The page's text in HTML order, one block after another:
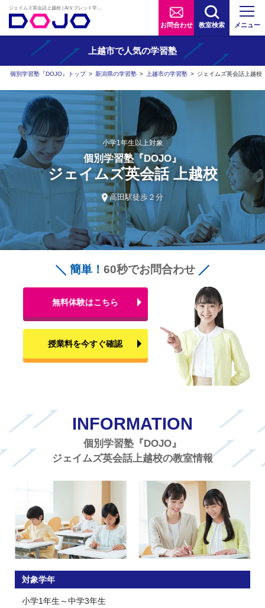
お問合わせ 教室検索 メニュー
上越市で人気の学習塾
個別学習塾『DOJO』トップ > 新潟県の学習塾 > 上越市の学習塾 > ジェイムズ英会話上越校
小学1年生以上対象
個別学習塾『DOJO』
ジェイムズ英会話 上越校
高田駅徒歩２分
簡単！ 60秒でお問合わせ
無料体験はこちら
授業料を今すぐ確認
INFORMATION
個別学習塾『DOJO』
ジェイムズ英会話上越校の教室情報
対象学年
小学1年生～中学3年生